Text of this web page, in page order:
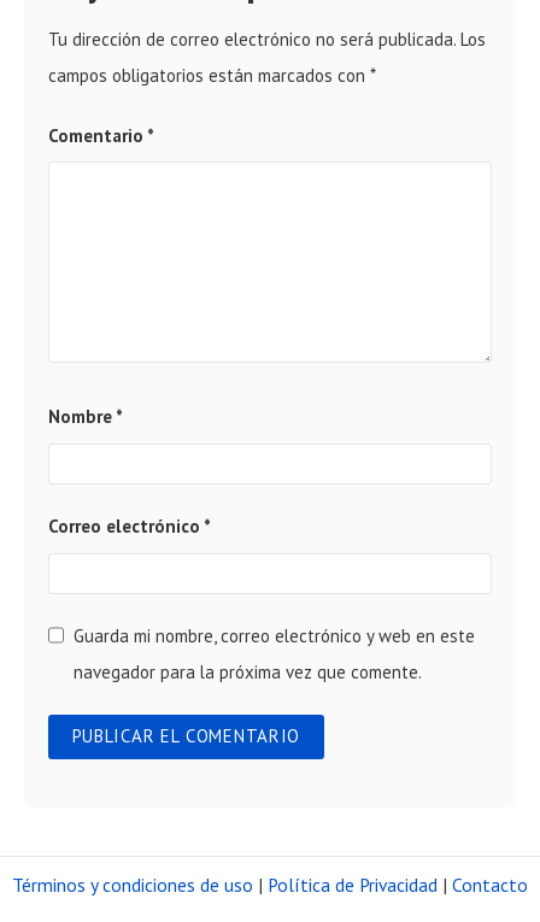
Tu dirección de correo electrónico no será publicada. Los
campos obligatorios están marcados con *
Comentario *
Nombre *
Correo electrónico *
Guarda mi nombre, correo electrónico y web en este
navegador para la próxima vez que comente.
Términos y condiciones de uso | Política de Privacidad | Contacto